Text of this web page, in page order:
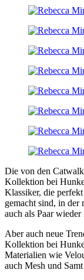
Die von den
Kollektion bei
Klassiker, die
gemacht sind, in der
auch als Paar
Aber auch neue
Kollektion bei
Materialien wie
auch Mesh und